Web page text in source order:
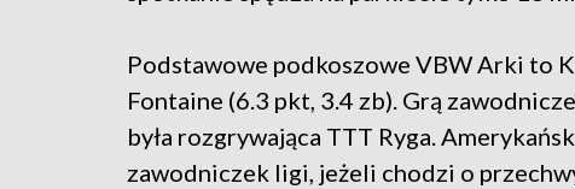
Podstawowe podkoszowe VBW Arki to
Fontaine (6.3 pkt, 3.4 zb). Grą
była rozgrywająca TTT Ryga.
zawodniczek ligi, jeżeli chodzi o